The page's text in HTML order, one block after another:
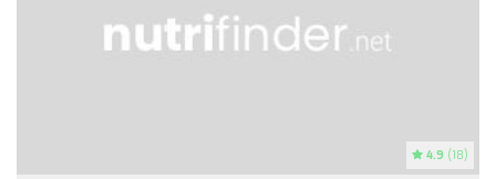
4.9 (18)